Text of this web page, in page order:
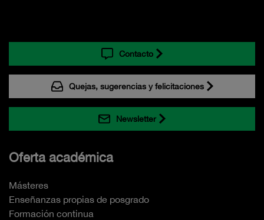
Contacto
Quejas, sugerencias y felicitaciones
Newsletter
Oferta académica
Másteres
Enseñanzas propias de posgrado
Formación continua